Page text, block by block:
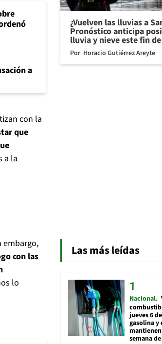
a
con la
que
a la
embargo,
con las
lo
¿Vuelven las lluvias a
Pronóstico anticipa
lluvia y nieve este fin
Por Horacio Gutiérrez Areyte
Las más leídas
Nacional
jueves 6
gasolina y
semana